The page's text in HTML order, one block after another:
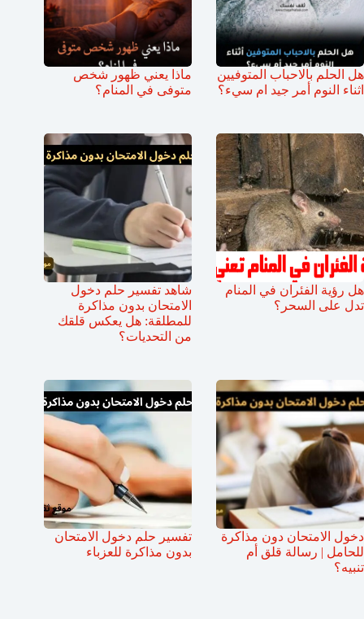
هل الحلم بالاحباب المتوفيين
اثناء النوم أمر جيد ام سيء؟
ماذا يعني ظهور شخص
متوفى في المنام؟
هل رؤية الفئران في المنام
تدل على السحر؟
شاهد تفسير حلم دخول
الامتحان بدون مذاكرة
للمطلقة: هل يعكس قلقك
من التحديات؟
دخول الامتحان دون مذاكرة
للحامل | رسالة قلق أم
تنبيه؟
تفسير حلم دخول الامتحان
بدون مذاكرة للعزباء